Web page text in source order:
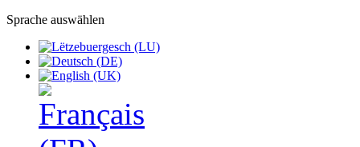
Sprache auswählen